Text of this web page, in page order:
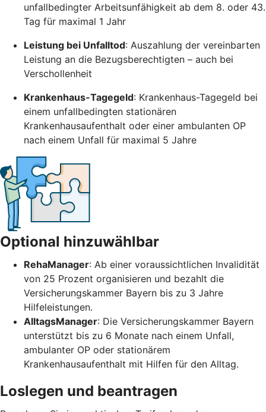
unfallbedingter Arbeitsunfähigkeit ab dem 8. oder 43.
Tag für maximal 1 Jahr
Leistung bei Unfalltod: Auszahlung der vereinbarten
Leistung an die Bezugsberechtigten – auch bei
Verschollenheit
Krankenhaus-Tagegeld: Krankenhaus-Tagegeld bei
einem unfallbedingten stationären
Krankenhausaufenthalt oder einer ambulanten OP
nach einem Unfall für maximal 5 Jahre
Optional hinzuwählbar
RehaManager: Ab einer voraussichtlichen Invalidität
von 25 Prozent organisieren und bezahlt die
Versicherungskammer Bayern bis zu 3 Jahre
Hilfeleistungen.
AlltagsManager: Die Versicherungskammer Bayern
unterstützt bis zu 6 Monate nach einem Unfall,
ambulanter OP oder stationärem
Krankenhausaufenthalt mit Hilfen für den Alltag.
Loslegen und beantragen